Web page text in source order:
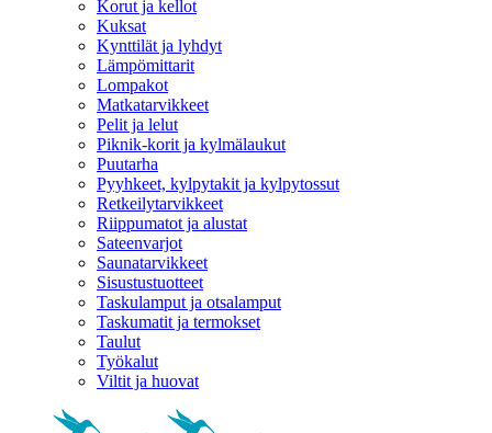
Korut ja kellot
Kuksat
Kynttilät ja lyhdyt
Lämpömittarit
Lompakot
Matkatarvikkeet
Pelit ja lelut
Piknik-korit ja kylmälaukut
Puutarha
Pyyhkeet, kylpytakit ja kylpytossut
Retkeilytarvikkeet
Riippumatot ja alustat
Sateenvarjot
Saunatarvikkeet
Sisustustuotteet
Taskulamput ja otsalamput
Taskumatit ja termokset
Taulut
Työkalut
Viltit ja huovat